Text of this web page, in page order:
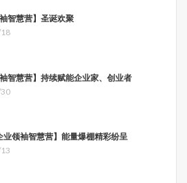
林业规划师黄烨补充说，
类、原住民、环保评估（主要是石
作则由各省政府立法管理。
每个省每个时期管得也不一样。比
林法规非常具体，河流是第几
少缓冲区域，每个缓冲区域多少
后来卑诗省议会修订了法规，将管
业师。只要能达到保护河流的目
米还是30米，完全由采伐企业和
袖智慧营】圣诞欢聚
袖智慧营】持续赋能企业家、创业者
业领袖智慧营】能量爆棚精彩纷呈